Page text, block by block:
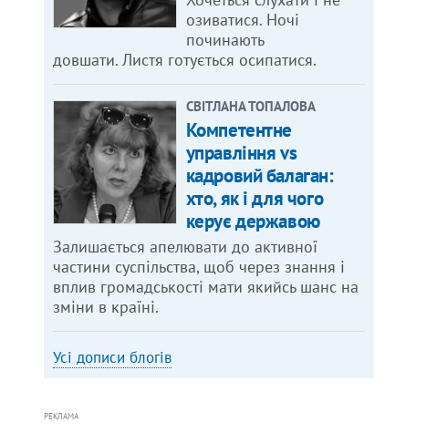
озиватися. Ночі
починають
довшати. Листя готується осипатися.
СВІТЛАНА ТОПАЛОВА
Компетентне
управління vs
кадровий балаган:
хто, як і для чого
керує державою
Залишається апелювати до активної
частини суспільства, щоб через знання і
вплив громадськості мати якийсь шанс на
зміни в країні.
Усі дописи блогів
РЕКЛАМА